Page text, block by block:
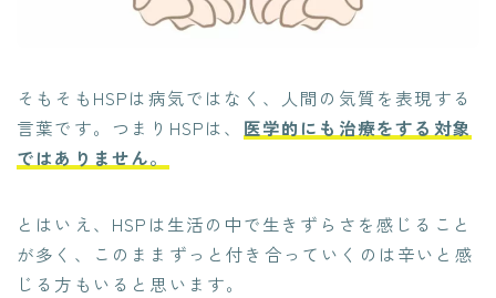
そもそもHSPは病気ではなく、人間の気質を表現する
言葉です。つまりHSPは、 医学的にも治療をする対象
ではありません。
とはいえ、HSPは生活の中で生きずらさを感じること
が多く、このままずっと付き合っていくのは辛いと感
じる方もいると思います。